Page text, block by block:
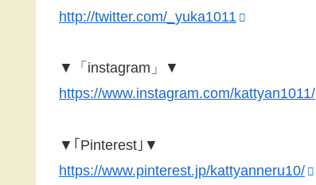
http://twitter.com/_yuka1011
▼「instagram」▼
https://www.instagram.com/kattyan1011/
▼｢Pinterest｣▼
https://www.pinterest.jp/kattyanneru10/